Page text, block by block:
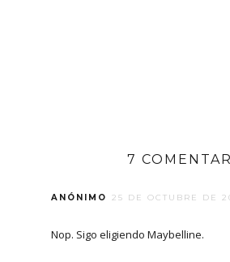
7
ANÓNIMO 25 DE OCTUBRE DE
Nop. Sigo eligiendo Maybelline.